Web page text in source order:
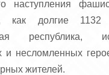
наступления
как долгие 1132
республика,
и несломленных
жителей.